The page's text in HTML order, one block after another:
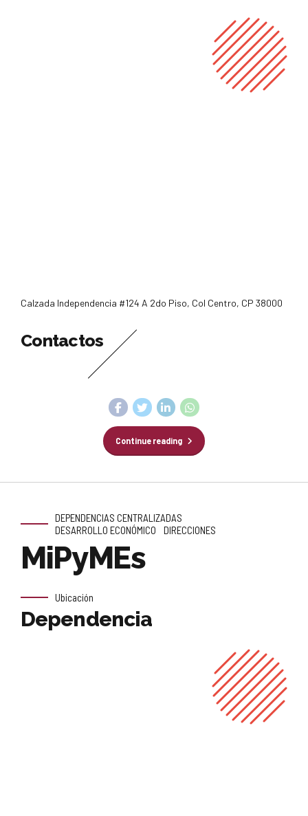
Calzada Independencia #124 A 2do Piso, Col Centro, CP 38000
Contactos
Continue reading
DEPENDENCIAS CENTRALIZADAS
DESARROLLO ECONÓMICO
DIRECCIONES
MiPyMEs
Ubicación
Dependencia